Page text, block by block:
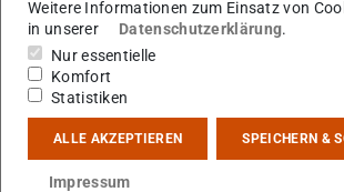
Reservoirbewirtschaftung
Laufzeit: 01.12.2023 – 30.11.2026
Zuwendungsgeber: BMWE –
Wirtschaft und Energie
geothermal reservoirs
Weitere Informationen zum Einsatz von
in unserer
Datenschutzerklärung.
Nur essentielle
Komfort
Statistiken
ALLE AKZEPTIEREN SPEICHERN &
Impressum